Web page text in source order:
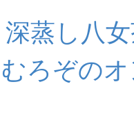
深蒸し八
むろぞの